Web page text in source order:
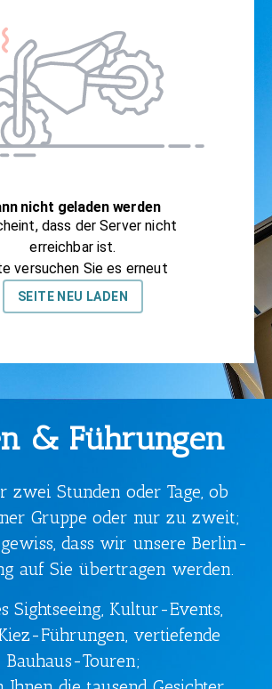
& Führungen
zwei Stunden oder Tage, ob
Gruppe oder nur zu zweit;
dass wir unsere Berlin-
auf Sie übertragen werden.
Sightseeing, Kultur-Events,
Führungen, vertiefende
Bauhaus-Touren;